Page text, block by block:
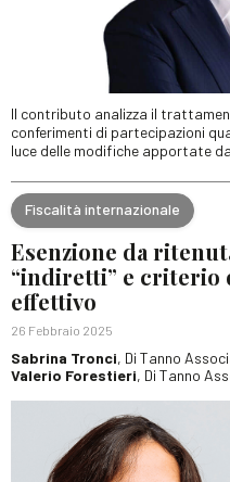
Il contributo analizza il
conferimenti di partecipazioni
luce delle modifiche apportate
Fiscalità internazionale
Esenzione da
“indiretti” e criterio
effettivo
26 Febbraio 2025
Sabrina Tronci, Di Tanno
Valerio Forestieri, Di Tanno